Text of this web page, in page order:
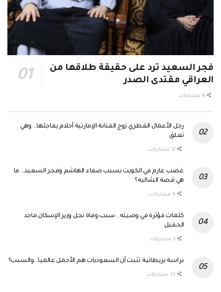
فجر السعيد ترد على حقيقة طلاقها من
العراقي مقتدى الصدر
رجل الأعمال القطري زوج الفنانة الإمارتية أحلام يفاجئها.. وهي
تعلق
غضب عارم في الكويت بسبب صفاء الهاشم وفجر السعيد.. ما
هي قصة الشاليه؟
كلمات مؤثرة في وصيته.. سبب وفاة نجل وزير الإسكان ماجد
الحقيل
دراسة بريطانية تثبت أن السعوديات هم الأجمل عالميا…والسبب؟